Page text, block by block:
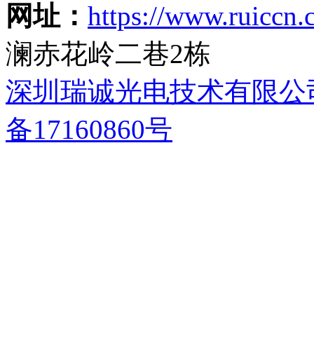
网址： https://
澜赤花岭二巷2栋
深圳瑞诚光电技术有限公
备17160860号